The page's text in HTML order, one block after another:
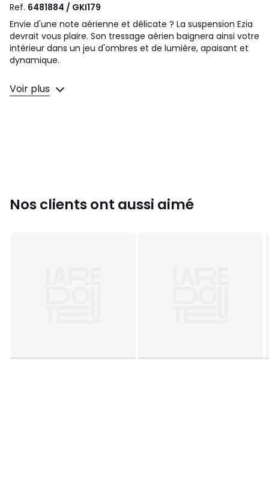
Ref. 6481884 / GKI179
Envie d'une note aérienne et délicate ? La suspension Ezia
devrait vous plaire. Son tressage aérien baignera ainsi votre
intérieur dans un jeu d'ombres et de lumière, apaisant et
dynamique.
Description
• Suspension aérienne en bambou
Dimensions
Voir plus
Nos clients ont aussi aimé